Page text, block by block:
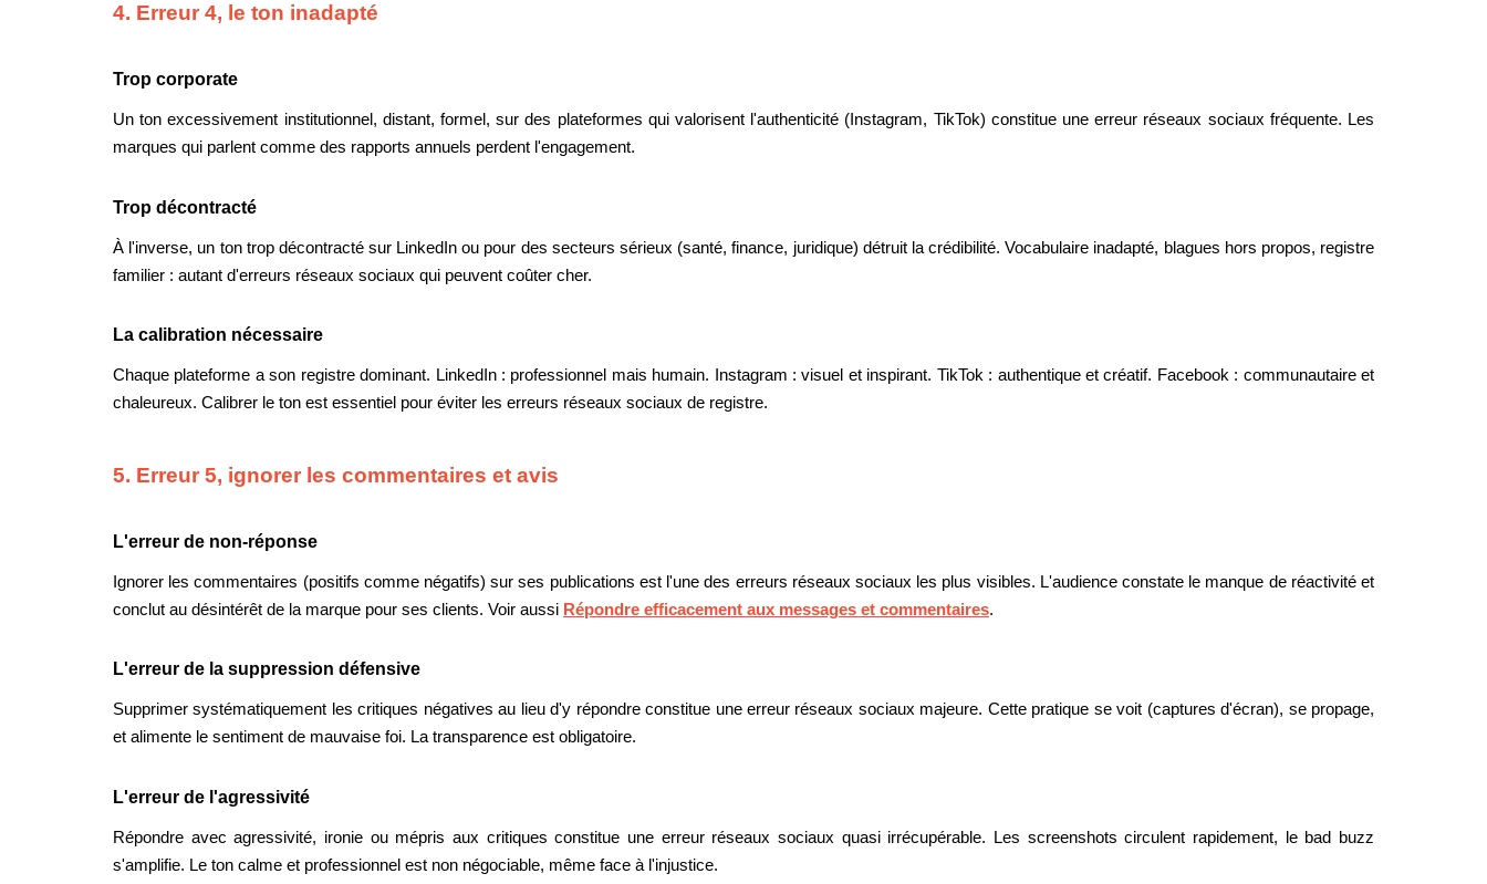
4. Erreur 4, le ton inadapté
Trop corporate
Un ton excessivement institutionnel, distant, formel, sur des plateformes qui valorisent l'authenticité (Instagram, TikTok) constitue une erreur réseaux sociaux fréquente. Les
marques qui parlent comme des rapports annuels perdent l'engagement.
Trop décontracté
À l'inverse, un ton trop décontracté sur LinkedIn ou pour des secteurs sérieux (santé, finance, juridique) détruit la crédibilité. Vocabulaire inadapté, blagues hors propos, registre
familier : autant d'erreurs réseaux sociaux qui peuvent coûter cher.
La calibration nécessaire
Chaque plateforme a son registre dominant. LinkedIn : professionnel mais humain. Instagram : visuel et inspirant. TikTok : authentique et créatif. Facebook : communautaire et
chaleureux. Calibrer le ton est essentiel pour éviter les erreurs réseaux sociaux de registre.
5. Erreur 5, ignorer les commentaires et avis
L'erreur de non-réponse
Ignorer les commentaires (positifs comme négatifs) sur ses publications est l'une des erreurs réseaux sociaux les plus visibles. L'audience constate le manque de réactivité et
conclut au désintérêt de la marque pour ses clients. Voir aussi Répondre efficacement aux messages et commentaires.
L'erreur de la suppression défensive
Supprimer systématiquement les critiques négatives au lieu d'y répondre constitue une erreur réseaux sociaux majeure. Cette pratique se voit (captures d'écran), se propage,
et alimente le sentiment de mauvaise foi. La transparence est obligatoire.
L'erreur de l'agressivité
Répondre avec agressivité, ironie ou mépris aux critiques constitue une erreur réseaux sociaux quasi irrécupérable. Les screenshots circulent rapidement, le bad buzz
s'amplifie. Le ton calme et professionnel est non négociable, même face à l'injustice.